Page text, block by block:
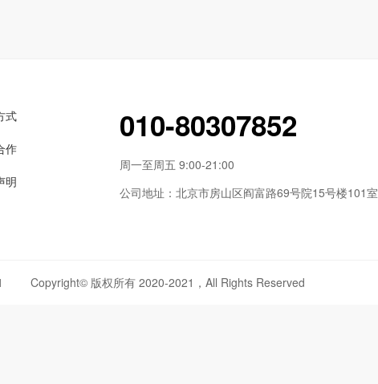
式
作
明
010-80307852
周一至周五 9:00-21:00
公司地址：北京市房山区阎富路69号院15号楼101室
Copyright© 版权所有 2020-2021，All Rights Reserved